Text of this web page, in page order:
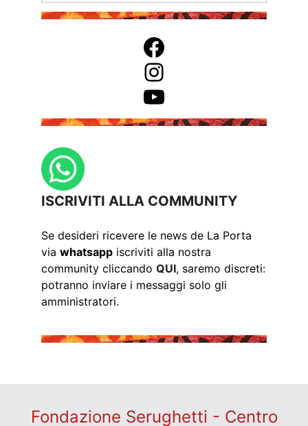
Facebook
Instagram
YouTube
ISCRIVITI ALLA COMMUNITY
Se desideri ricevere le news de La Porta
via whatsapp iscriviti alla nostra
community cliccando QUI, saremo discreti:
potranno inviare i messaggi solo gli
amministratori.
Fondazione Serughetti - Centro